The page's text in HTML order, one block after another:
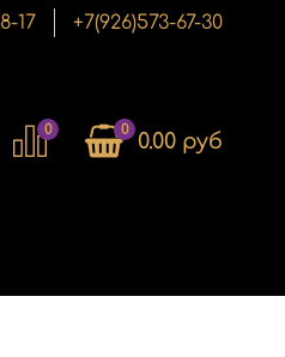
17 +7(926)573-67-30
0 0 0.00 руб